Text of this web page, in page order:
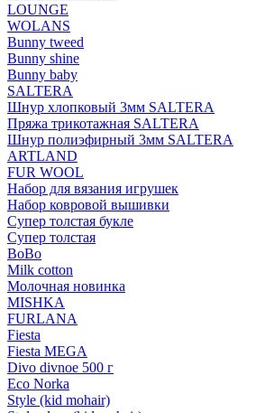
LOUNGE
WOLANS
Bunny tweed
Bunny shine
Bunny baby
SALTERA
Шнур хлопковый 3мм SALTERA
Пряжа трикотажная SALTERA
Шнур полиэфирный 3мм SALTERA
ARTLAND
FUR WOOL
Набор для вязания игрушек
Набор ковровой вышивки
Супер толстая букле
Супер толстая
BoBo
Milk cotton
Молочная новинка
MISHKA
FURLANA
Fiesta
Fiesta MEGA
Divo divnoe 500 г
Eco Norka
Style (kid mohair)